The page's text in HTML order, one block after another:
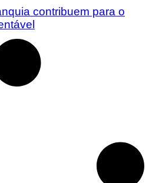
contribuem para o